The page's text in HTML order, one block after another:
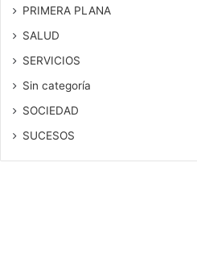
PRIMERA PLANA
SALUD
SERVICIOS
Sin categoría
SOCIEDAD
SUCESOS